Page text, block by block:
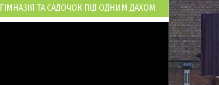
ГІМНАЗІЯ ТА САДОЧОК ПІД ОДНИМ ДАХОМ